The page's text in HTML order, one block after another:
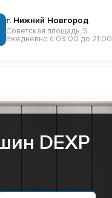
г. Нижний Новгород
Советская площадь, 5
Ежедневно с 09:00 до 21:00
DEXP